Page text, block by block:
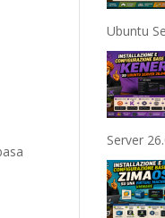
Ubuntu
Server